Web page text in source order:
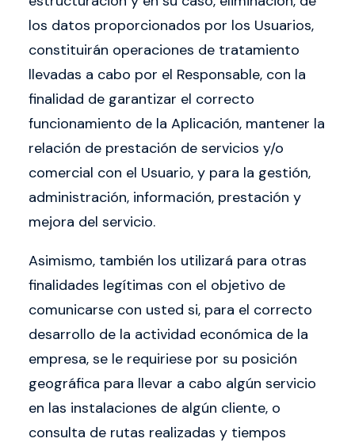
los datos proporcionados por los Usuarios,
constituirán operaciones de tratamiento
llevadas a cabo por el Responsable, con la
finalidad de garantizar el correcto
funcionamiento de la Aplicación, mantener la
relación de prestación de servicios y/o
comercial con el Usuario, y para la gestión,
administración, información, prestación y
mejora del servicio.
Asimismo, también los utilizará para otras
finalidades legítimas con el objetivo de
comunicarse con usted si, para el correcto
desarrollo de la actividad económica de la
empresa, se le requiriese por su posición
geográfica para llevar a cabo algún servicio
en las instalaciones de algún cliente, o
consulta de rutas realizadas y tiempos